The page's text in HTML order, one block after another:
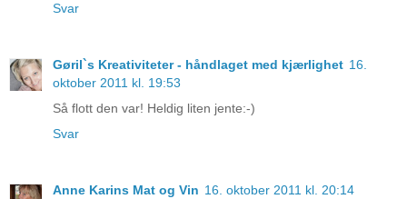
Svar
Gøril`s Kreativiteter - håndlaget med kjærlighet 16.
oktober 2011 kl. 19:53
Så flott den var! Heldig liten jente:-)
Svar
Anne Karins Mat og Vin 16. oktober 2011 kl. 20:14